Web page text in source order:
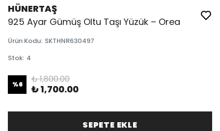
HÜNERTAŞ
925 Ayar Gümüş Oltu Taşı Yüzük – Orea
Ürün Kodu: SKTHNR630497
Stok: 4
%6 ₺ 1,800.00
₺ 1,700.00
SEPETE EKLE